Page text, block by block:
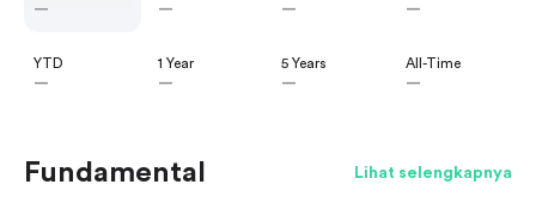
—
—
—
—
YTD
—
1 Year
—
5 Years
—
All-Time
—
Fundamental Lihat selengkapnya